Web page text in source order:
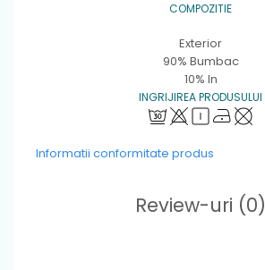
COMPOZITIE
Exterior
90% Bumbac
10% In
INGRIJIREA PRODUSULUI
Informatii conformitate produs
Review-uri (0)